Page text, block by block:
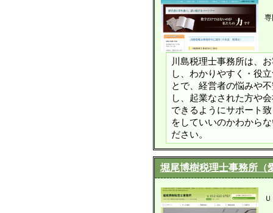
専
川島税理士事務所は、
し、わかりやすく・役
とで、経営者の悩みや
し、起業なされた方や
できるようにサポート
をしていいのかわから
ださい。
堀尾博樹税理士事務所（